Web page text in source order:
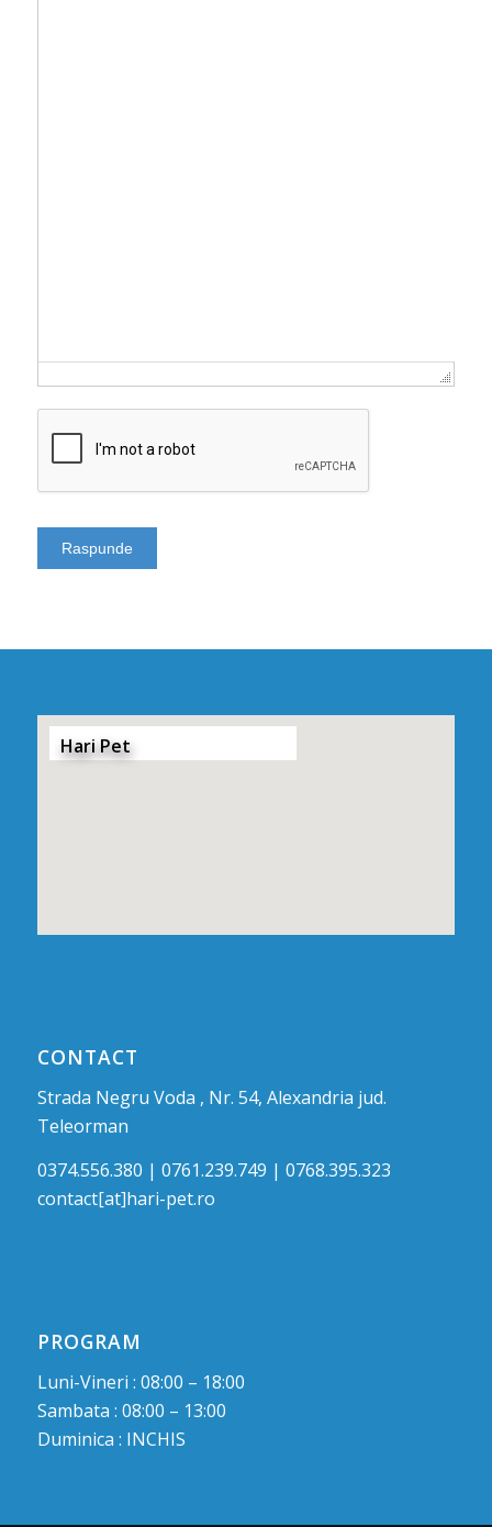
Hari Pet
CONTACT
Strada Negru Voda , Nr. 54, Alexandria jud.
Teleorman
0374.556.380 | 0761.239.749 | 0768.395.323
contact[at]hari-pet.ro
PROGRAM
Luni-Vineri : 08:00 – 18:00
Sambata : 08:00 – 13:00
Duminica : INCHIS